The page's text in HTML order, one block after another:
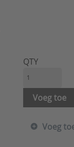
QTY
Voeg toe
Voeg